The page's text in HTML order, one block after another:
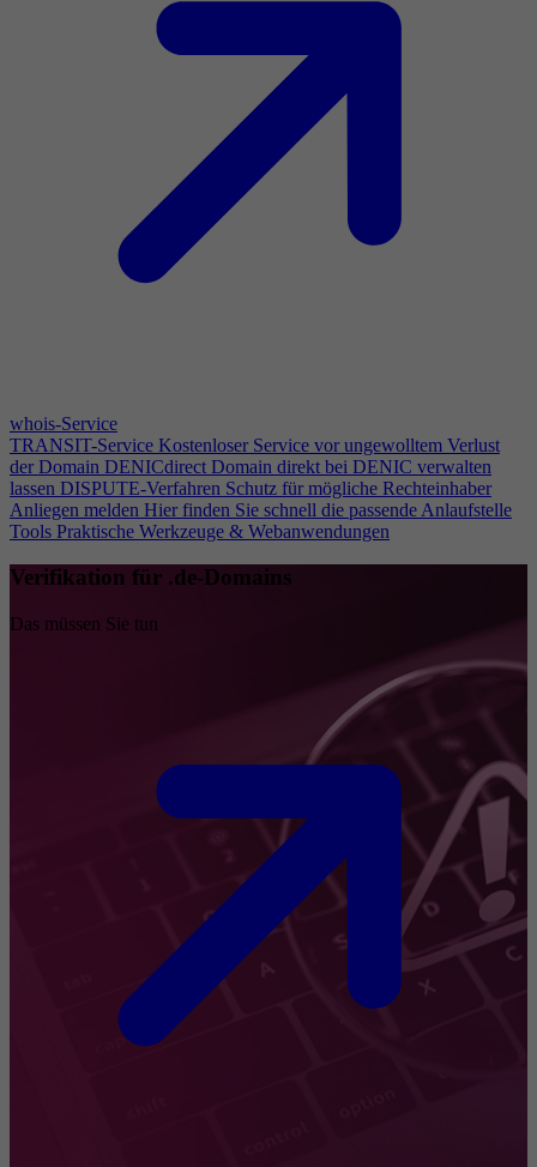
whois-Service
TRANSIT-Service Kostenloser Service vor ungewolltem Verlust
der Domain DENICdirect Domain direkt bei DENIC verwalten
lassen DISPUTE-Verfahren Schutz für mögliche Rechteinhaber
Anliegen melden Hier finden Sie schnell die passende Anlaufstelle
Tools Praktische Werkzeuge & Webanwendungen
Verifikation für .de-Domains
Das müssen Sie tun